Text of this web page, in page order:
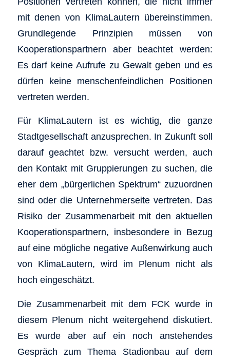
mit denen von KlimaLautern übereinstimmen.
Grundlegende Prinzipien müssen von
Kooperationspartnern aber beachtet werden:
Es darf keine Aufrufe zu Gewalt geben und es
dürfen keine menschenfeindlichen Positionen
vertreten werden.
Für KlimaLautern ist es wichtig, die ganze
Stadtgesellschaft anzusprechen. In Zukunft soll
darauf geachtet bzw. versucht werden, auch
den Kontakt mit Gruppierungen zu suchen, die
eher dem
bürgerlichen Spektrum zuzuordnen
sind oder die Unternehmerseite vertreten. Das
Risiko der Zusammenarbeit mit den aktuellen
Kooperationspartnern, insbesondere in Bezug
auf eine mögliche negative Außenwirkung auch
von KlimaLautern, wird im Plenum nicht als
hoch eingeschätzt.
Die Zusammenarbeit mit dem FCK wurde in
diesem Plenum nicht weitergehend diskutiert.
Es wurde aber auf ein noch anstehendes
Gespräch zum Thema Stadionbau auf dem